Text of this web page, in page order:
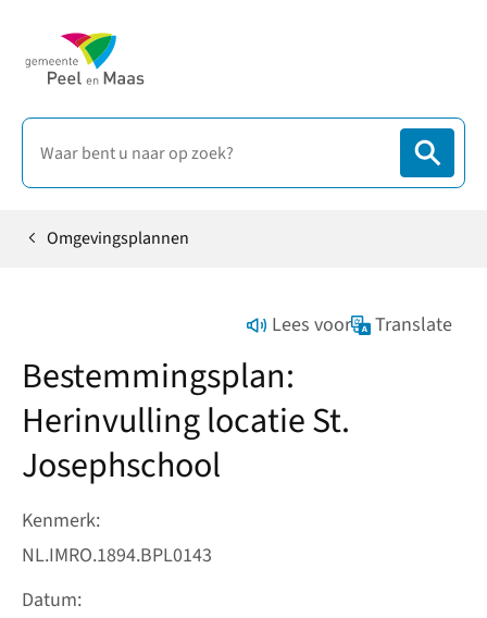
HomeOmgevingsplannen
Lees voor Translate
Bestemmingsplan:
Herinvulling locatie St.
Josephschool
Kenmerk
NL.IMRO.1894.BPL0143
Datum